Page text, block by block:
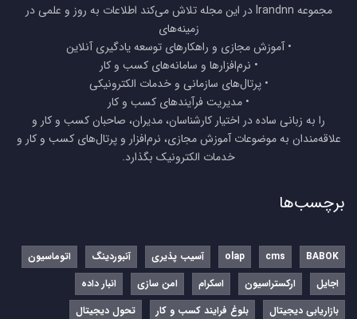
مجموعه Irandnn در این مجله تلاش می‌کند اطلاعات به روز و علمی در
زمینه‌های
• آموزش مجازی و راهکارهای توسعه یادگیری آنلاین
• نرم‌افزارها و سامانه‌های کسب و کار
• پرتال‌های سازمانی و خدمات الکترونیکی
• مدیریت فرآیندهای کسب و کار
را به زبانی ساده در اختیار کارشناسان، مدیران، صاحبان کسب و کار و
علاقه‌مندان به موضوعات آموزش مجازی، نرم‌افزار و پرتال‌های کسب و کار و
خدمات الکترونیک بگذارد.
برچسب‌ها
BABOK
cms
olap آسیب پذیری آنبوردینگ
اتوماسیون
اجایل
ارکستراسیون اسکرام امن سازی
انبار داده
بازاریابی دیجیتال
بلوغ فرایند کسب و کار
تحول دیجیتال